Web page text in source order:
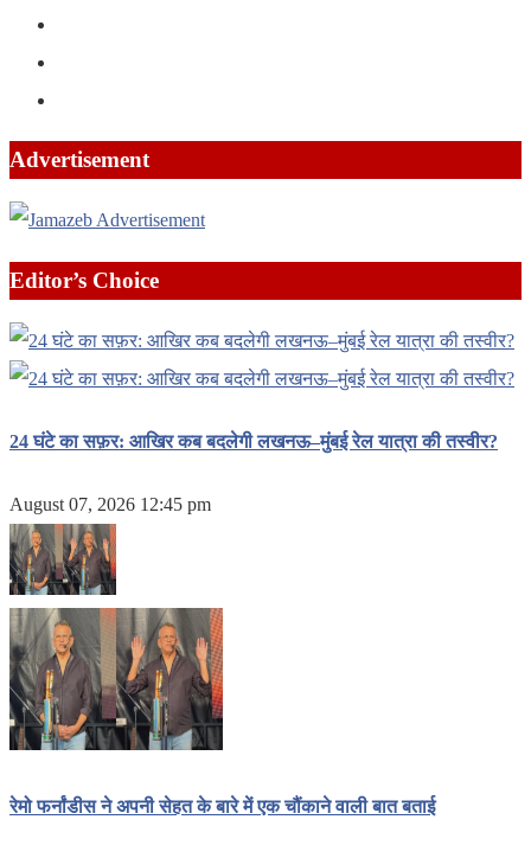
Advertisement
Editor’s Choice
24 घंटे का सफ़र: आखिर कब बदलेगी लखनऊ–मुंबई रेल यात्रा की तस्वीर?
August 07, 2026 12:45 pm
रेमो फर्नांडीस ने अपनी सेहत के बारे में एक चौंकाने वाली बात बताई